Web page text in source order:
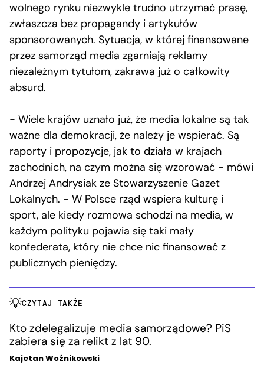
wolnego rynku niezwykle trudno utrzymać prasę,
zwłaszcza bez propagandy i artykułów
sponsorowanych. Sytuacja, w której finansowane
przez samorząd media zgarniają reklamy
niezależnym tytułom, zakrawa już o całkowity
absurd.
− Wiele krajów uznało już, że media lokalne są tak
ważne dla demokracji, że należy je wspierać. Są
raporty i propozycje, jak to działa w krajach
zachodnich, na czym można się wzorować − mówi
Andrzej Andrysiak ze Stowarzyszenie Gazet
Lokalnych. − W Polsce rząd wspiera kulturę i
sport, ale kiedy rozmowa schodzi na media, w
każdym polityku pojawia się taki mały
konfederata, który nie chce nic finansować z
publicznych pieniędzy.
CZYTAJ TAKŻE
Kto zdelegalizuje media samorządowe? PiS
zabiera się za relikt z lat 90.
Kajetan Woźnikowski